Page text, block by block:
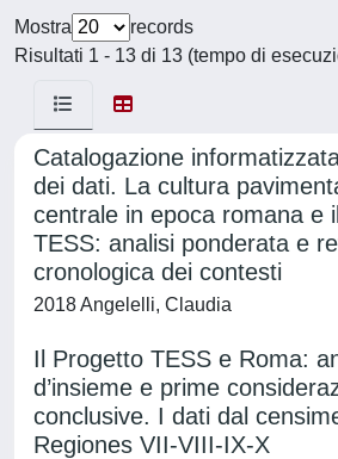
Mostra
records
Risultati 1 - 13 di 13 (tempo di
Catalogazione
dei dati. La cultura
centrale in epoca romana e
TESS: analisi ponderata e
cronologica dei contesti
2018 Angelelli, Claudia
Il Progetto TESS e Roma:
d’insieme e prime
conclusive. I dati dal
Regiones VII-VIII-IX-X